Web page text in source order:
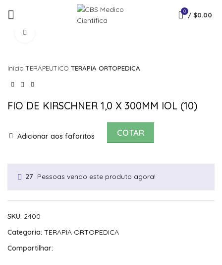
0 / $0.00
InícioTERAPEUTICO TERAPIA ORTOPEDICA
FIO DE KIRSCHNER 1,0 X 300MM IOL (10)
Adicionar aos faforitos COTAR
27 Pessoas vendo este produto agora!
SKU: 2400
Categoria: TERAPIA ORTOPEDICA
Compartilhar: